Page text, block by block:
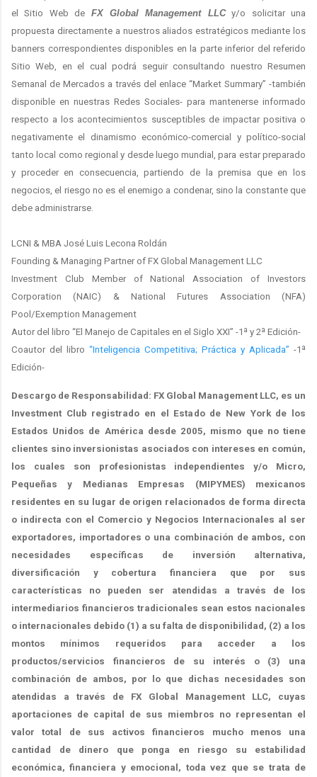
el Sitio Web de FX Global Management LLCy/o solicitar una
propuesta directamente a nuestros aliados estratégicos mediante los
banners correspondientes disponibles en la parte inferior del referido
Sitio Web, en el cual podrá seguir consultando nuestro Resumen
Semanal de Mercados a través del enlace “Market Summary” -también
disponible en nuestras Redes Sociales- para mantenerse informado
respecto a los acontecimientos susceptibles de impactar positiva o
negativamente el dinamismo económico-comercial y político-social
tanto local como regional y desde luego mundial, para estar preparado
y proceder en consecuencia, partiendo de la premisa que en los
negocios, el riesgo no es el enemigo a condenar, sino la constante que
debe administrarse.
LCNI & MBA José Luis Lecona Roldán
Founding & Managing Partner of FX Global Management LLC
Investment Club Member of National Association of Investors
Corporation (NAIC) & National Futures Association (NFA)
Pool/Exemption Management
Autor del libro “El Manejo de Capitales en el Siglo XXI” -1ª y 2ª Edición-
Coautor del libro “Inteligencia Competitiva; Práctica y Aplicada” -1ª
Edición-
Descargo de Responsabilidad: FX Global Management LLC, es un
Investment Club registrado en el Estado de New York de los
Estados Unidos de América desde 2005, mismo que no tiene
clientes sino inversionistas asociados con intereses en común,
los cuales son profesionistas independientes y/o Micro,
Pequeñas y Medianas Empresas (MIPYMES) mexicanos
residentes en su lugar de origen relacionados de forma directa
o indirecta con el Comercio y Negocios Internacionales al ser
exportadores, importadores o una combinación de ambos, con
necesidades específicas de inversión alternativa,
diversificación y cobertura financiera que por sus
características no pueden ser atendidas a través de los
intermediarios financieros tradicionales sean estos nacionales
o internacionales debido (1) a su falta de disponibilidad, (2) a los
montos mínimos requeridos para acceder a los
productos/servicios financieros de su interés o (3) una
combinación de ambos, por lo que dichas necesidades son
atendidas a través de FX Global Management LLC, cuyas
aportaciones de capital de sus miembros no representan el
valor total de sus activos financieros mucho menos una
cantidad de dinero que ponga en riesgo su estabilidad
económica, financiera y emocional, toda vez que se trata de